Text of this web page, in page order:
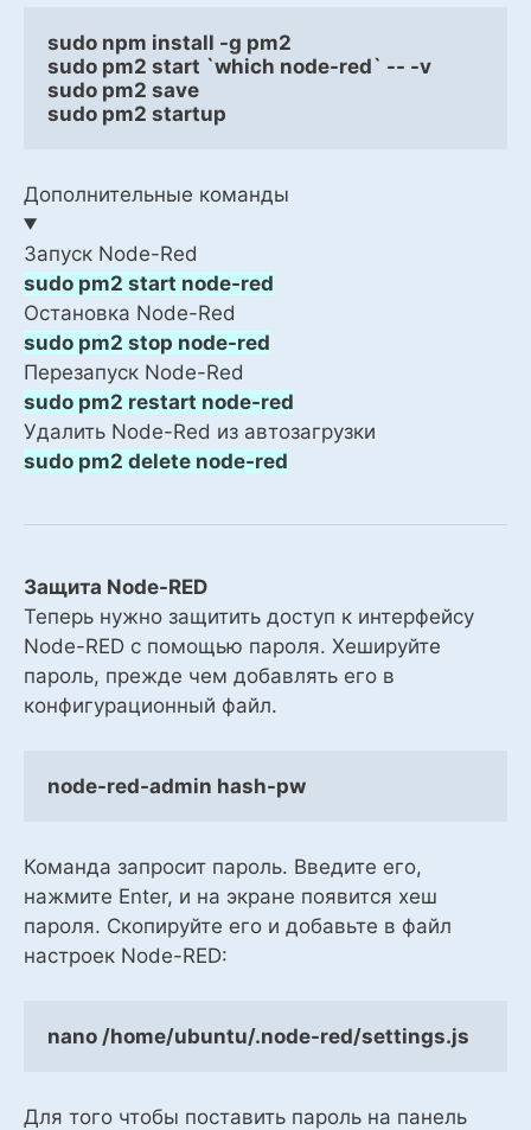
sudo npm install -g pm2
sudo pm2 start `which node-red` -- -v
sudo pm2 save
sudo pm2 startup
Дополнительные команды
Запуск Node-Red
sudo pm2 start node-red
Остановка Node-Red
sudo pm2 stop node-red
Перезапуск Node-Red
sudo pm2 restart node-red
Удалить Node-Red из автозагрузки
sudo pm2 delete node-red
Защита Node-RED
Теперь нужно защитить доступ к интерфейсу
Node-RED с помощью пароля. Хешируйте
пароль, прежде чем добавлять его в
конфигурационный файл.
node-red-admin hash-pw
Команда запросит пароль. Введите его,
нажмите Enter, и на экране появится хеш
пароля. Скопируйте его и добавьте в файл
настроек Node-RED:
nano /home/ubuntu/.node-red/settings.js
Для того чтобы поставить пароль на панель